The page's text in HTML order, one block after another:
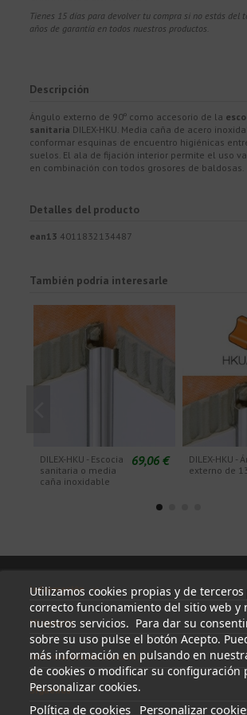
Tienes 15 días para devolver tu compra si no estás del
años de garantía en todos nuestros productos.
Descripción
Ángulo externo de 90º como accesorio de la
sanitaria DILEX-HKU. Media caña de acero
conformar esquinas de encuentro higiénicas
suelos. El ala de fijación interior permite el uso
en combinación con todos grosores de baldosas.
Detalles del producto
ean13 4011832134487
También podría interesarle
DILEX-HKU - Escocia
sanitaria o media
caña inoxidable
69,06 €
DILEX-HKU -
externo de
Utilizamos cookies propias y de
correcto funcionamiento del sitio web y
nuestros servicios. Para dar su
sobre su uso pulse el botón Acepto.
más información en pulsando en
de cookies o modificar su configuración
Personalizar cookies.
Política de cookies Personalizar
Información
Mi cuenta
Información de contacto
Síguenos